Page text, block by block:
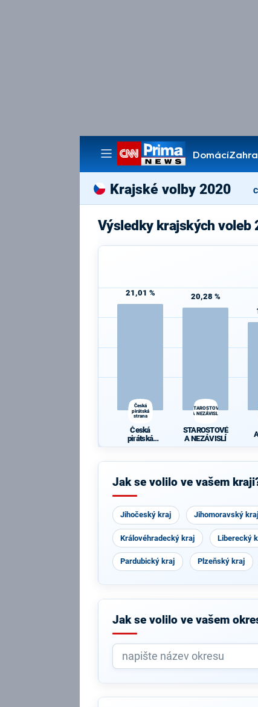
Domácí
Pořady
Krajské volby 2020
Výsledky krajských voleb
21,01 %
Česká
pirátská
strana
Česká
pirátská
20,28 %
STAROSTOVÉ
A NEZÁVISLÍ
STAROSTOVÉ
A NEZÁVISLÍ
Jak se volilo ve vašem
Jihočeský kraj Jihomoravský kraj
Královéhradecký kraj Liberecký
Pardubický kraj Plzeňský kraj
Jak se volilo ve vašem